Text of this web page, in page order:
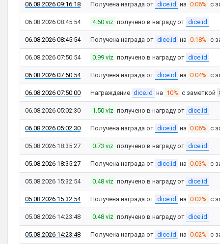
06.08.2026 09:16:18 Получена награда от dice.id на 0.06% с
06.08.2026 08:45:54 4.60 viz получено в награду от dice.id
06.08.2026 08:45:54 Получена награда от dice.id на 0.18% с
06.08.2026 07:50:54 0.99 viz получено в награду от dice.id
06.08.2026 07:50:54 Получена награда от dice.id на 0.04% с
06.08.2026 07:50:00 Награждение dice.id на 10% с заметкой
06.08.2026 05:02:30 1.50 viz получено в награду от dice.id
06.08.2026 05:02:30 Получена награда от dice.id на 0.06% с
05.08.2026 18:35:27 0.73 viz получено в награду от dice.id
05.08.2026 18:35:27 Получена награда от dice.id на 0.03% с
05.08.2026 15:32:54 0.48 viz получено в награду от dice.id
05.08.2026 15:32:54 Получена награда от dice.id на 0.02% с
05.08.2026 14:23:48 0.48 viz получено в награду от dice.id
05.08.2026 14:23:48 Получена награда от dice.id на 0.02% с